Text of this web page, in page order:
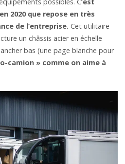
possibles. C’est
2020 que repose en très
de l’entreprise. Cet utilitaire
un châssis acier en échelle
bas (une page blanche pour
camion » comme on aime à